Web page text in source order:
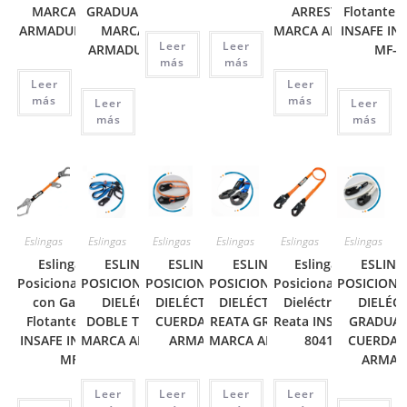
MARCA
ARMADURA
Leer
más
GRADUABLE
MARCA
ARMADURA
Leer
más
Leer
más
Leer
más
ARRESTADOR
MARCA ARMADURA
Leer
más
Flotante
INSAFE
MF-1
Leer
más
Eslingas
Eslinga de
Posicionamiento
con Gancho
Flotante de ¾
INSAFE IN-8042-
MF
Eslingas
ESLINGA DE
POSICIONAMIENTO
DIELÉCTRICA
DOBLE TERMINAL
MARCA ARMADURA
Leer
Eslingas
ESLINGA DE
POSICIONAMIENTO
DIELÉCTRICA EN
CUERDA MARCA
ARMADURA
Leer
Eslingas
ESLINGA DE
POSICIONAMIENTO
DIELÉCTRICA EN
REATA GRADUABLE
MARCA ARMADURA
Leer
Eslingas
Eslinga de
Posicionamiento
Dieléctrica en
Reata INSAFE IN-
8041-D
Leer
Eslingas
CUERDA